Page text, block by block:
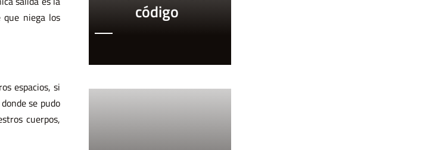
niega los
espacios, si
se pudo
cuerpos,
código